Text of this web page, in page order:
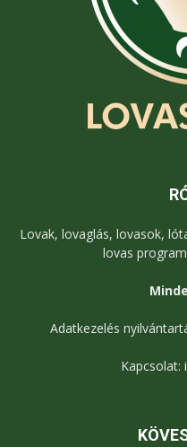
Lovak, lovaglás, lovasok,
lovas
Adatkezelés
Kapcsolat: